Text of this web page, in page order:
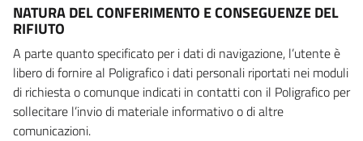
NATURA DEL CONFERIMENTO E CONSEGUENZE DEL
RIFIUTO
A parte quanto specificato per i dati di navigazione, l’utente è
libero di fornire al Poligrafico i dati personali riportati nei moduli
di richiesta o comunque indicati in contatti con il Poligrafico per
sollecitare l’invio di materiale informativo o di altre
comunicazioni.